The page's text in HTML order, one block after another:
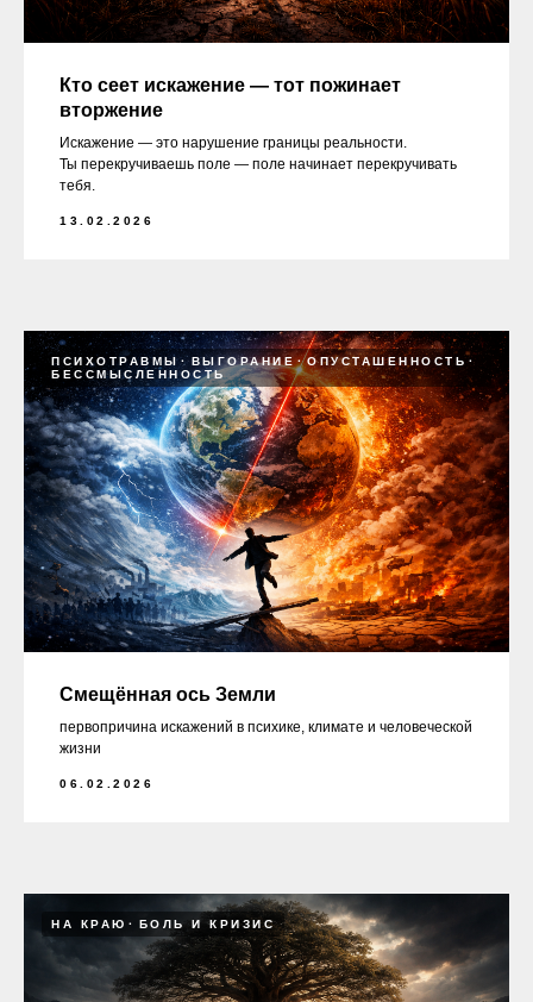
Кто сеет искажение — тот пожинает
вторжение
Искажение — это нарушение границы реальности.
Ты перекручиваешь поле — поле начинает перекручивать
тебя.
13.02.2026
ПСИХОТРАВМЫ ВЫГОРАНИЕ
ОПУСТАШЕННОСТЬ
БЕССМЫСЛЕННОСТЬ
Смещённая ось Земли
первопричина искажений в психике, климате и человеческой
жизни
06.02.2026
НА КРАЮ БОЛЬ И КРИЗИС